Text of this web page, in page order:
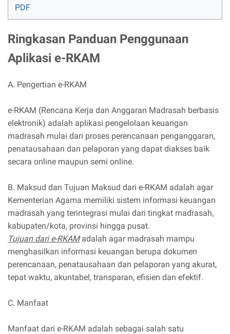
PDF
Ringkasan Panduan Penggunaan
Aplikasi e-RKAM
A. Pengertian e-RKAM
e-RKAM (Rencana Kerja dan Anggaran Madrasah berbasis
elektronik) adalah aplikasi pengelolaan keuangan
madrasah mulai dari proses perencanaan penganggaran,
penatausahaan dan pelaporan yang dapat diakses baik
secara online maupun semi online.
B. Maksud dan Tujuan Maksud dari e-RKAM adalah agar
Kementerian Agama memiliki sistem informasi keuangan
madrasah yang terintegrasi mulai dari tingkat madrasah,
kabupaten/kota, provinsi hingga pusat.
Tujuan dari e-RKAMadalah agar madrasah mampu
menghasilkan informasi keuangan berupa dokumen
perencanaan, penatausahaan dan pelaporan yang akurat,
tepat waktu, akuntabel, transparan, efisien dan efektif.
C. Manfaat
Manfaat dari e-RKAM adalah sebagai salah satu